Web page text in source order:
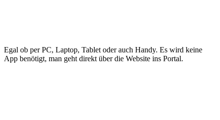
Egal ob per PC, Laptop, Tablet oder auch Handy. Es wird keine
App benötigt, man geht direkt über die Website ins Portal.